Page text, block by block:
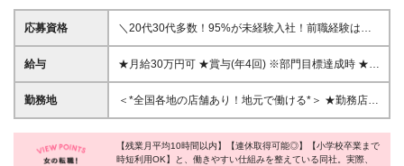
応募資格
＼20代30代多数！95%が未経験入社！前職経験は関
係なし♪／ ■学歴不問 ■未経験・第二新卒歓迎！ 今ま
での経験や特別なスキルは一切問いません。 新人の
係なくチャレンジいただけます。
給与
★月給30万円可 ★賞与(年4回) ※部門目標達成時 ★チ
ームの成果による手当あり！ ┗最大12万4千円／平均
5.4万円 ┗個人ノルマはありません。店舗(チーム)成
果による手当（残業代との差額を支給） ※全国異動可
能な方 *エリア限定職 月給21万円～(4年制大学以上は
勤務地
＜*全国各地の店舗あり！地元で働ける*＞ ★勤務店舗
はご自宅からの距離を考慮いたします
【残業月平均10時間以内】【連休取得可能◎】【小学校卒業まで
時短利用OK】と、働きやすい仕組みを整えている同社。実際、